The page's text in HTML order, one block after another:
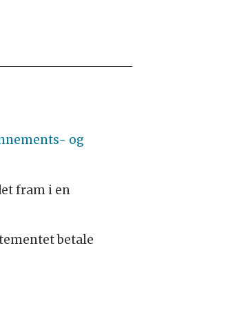
og
fram i en
betale